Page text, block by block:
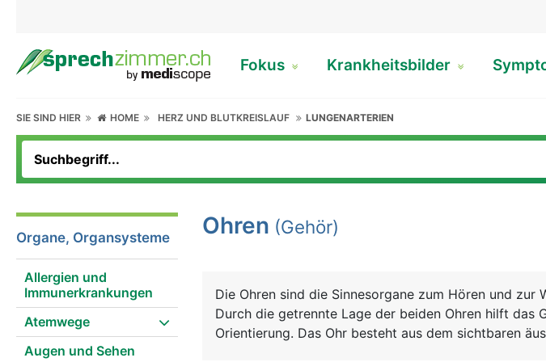
Fokus Krankheitsbilder
SIE SIND HIER HOME HERZ UND BLUTKREISLAUF LUNGENARTERIEN
Organe, Organsysteme
Allergien und
Immunerkrankungen
Atemwege
Augen und Sehen
Ohren (Gehör)
Die Ohren sind die Sinnesorgane zum Hören und zur
Durch die getrennte Lage der beiden Ohren hilft das
Orientierung. Das Ohr besteht aus dem sichtbaren